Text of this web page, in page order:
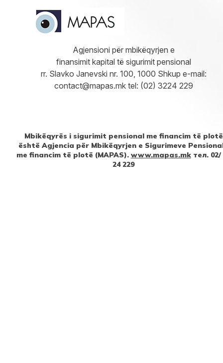
Agjensioni për mbikëqyrjen e
finansimit kapital të sigurimit pensional
rr. Slavko Janevski nr. 100, 1000 Shkup e-mail:
contact@mapas.mk tel: (02) 3224 229
Mbikëqyrës i sigurimit pensional me financim të plotë
është Agjencia për Mbikëqyrjen e Sigurimeve
me financim të plotë (MAPAS). www.mapas.mkтел. 02/
24 229